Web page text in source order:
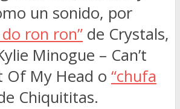
un sonido, por
do ron ron” de Crystals,
Minogue – Can’t
Of My Head o “chufa
Chiquititas.